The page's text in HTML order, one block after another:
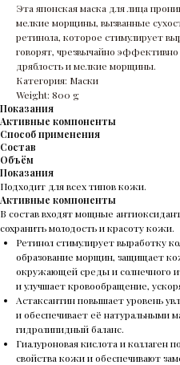
Эта японская маска для лица
мелкие морщины, вызванные
ретинола, которое стимулирует
говорят, чрезвычайно
дряблость и мелкие морщины.
Категория: Маски
Weight: 800 g
Показания
Активные компоненты
Способ применения
Состав
Объём
Показания
Подходит для всех типов кожи.
Активные компоненты
В состав входят мощные
сохранить молодость и красоту кожи.
Ретинол стимулирует выработку
образование морщин, защищает
окружающей среды и солнечного
и улучшает кровообращение,
Астаксантин повышает уровень
и обеспечивает её натуральными
гидролипидный баланс.
Гиалуроновая кислота и
свойства кожи и обеспечивают